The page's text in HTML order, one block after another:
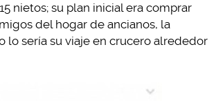
nietos; su plan inicial era comprar
del hogar de ancianos, la
lo sería su viaje en crucero alrededor